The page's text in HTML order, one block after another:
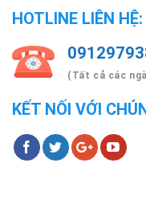
HOTLINE LIÊN HỆ:
(Tất cả các
KẾT NỐI VỚI